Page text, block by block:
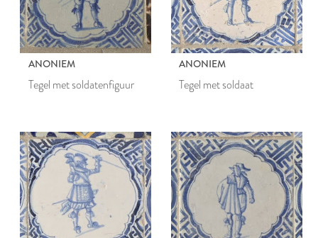
ANONIEM
Tegel met soldatenfiguur
ANONIEM
Tegel met soldaat